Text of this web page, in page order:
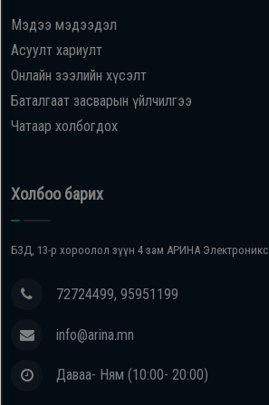
Oppo
Mi
Infinix
Huawei
Ухаалаг
Чихэвч
Мэдээ мэдээдэл
Асуулт хариулт
Онлайн зээлийн хүсэлт
Баталгаат засварын үйлчилгээ
Чатаар холбогдох
Холбоо барих
БЗД, 13-р хороолол зүүн 4 зам АРИНА Электроникс
72724499, 95951199
info@arina.mn
Даваа- Ням (10:00- 20:00)